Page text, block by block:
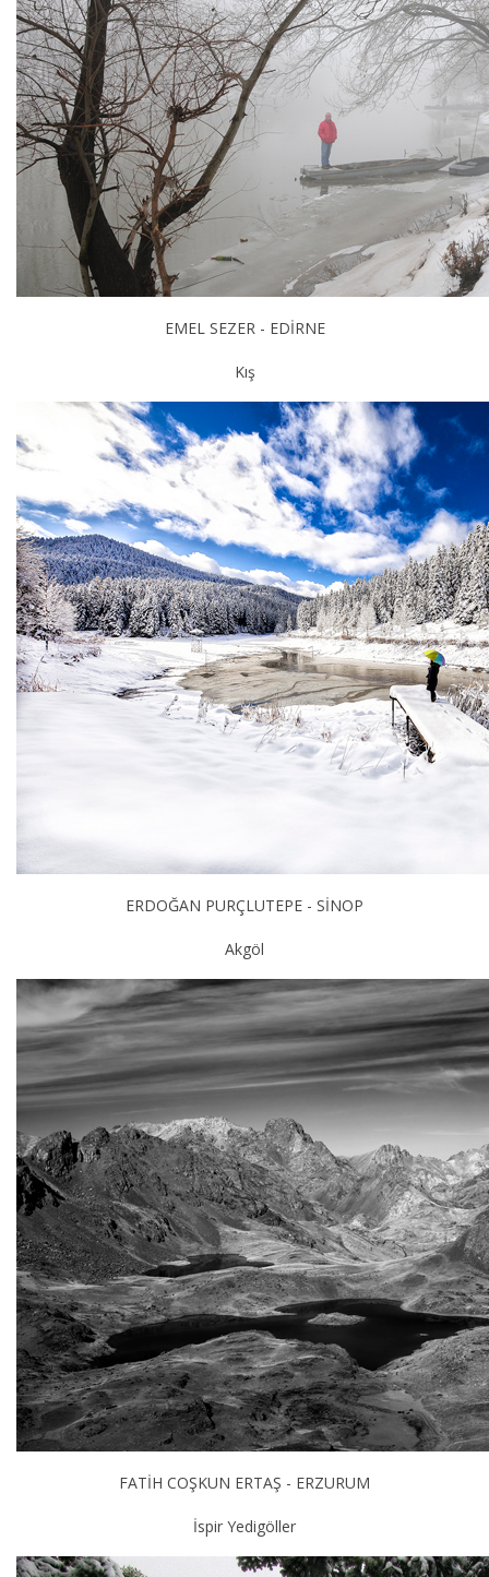
EMEL SEZER - EDİRNE
Kış
ERDOĞAN PURÇLUTEPE - SİNOP
Akgöl
FATİH COŞKUN ERTAŞ - ERZURUM
İspir Yedigöller